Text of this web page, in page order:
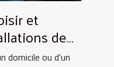
et
de
domicile ou d'un